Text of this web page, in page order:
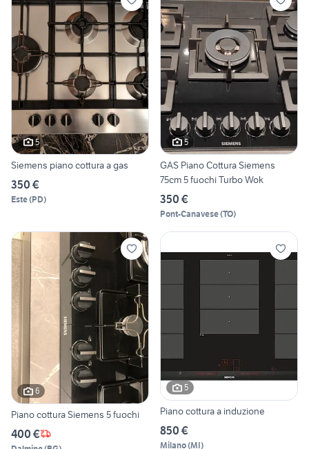
5
Siemens piano cottura a gas
350 €
Este(PD)
5
GAS Piano Cottura Siemens
75cm 5 fuochi Turbo Wok
350 €
Pont-Canavese(TO)
6
Piano cottura Siemens 5 fuochi
400 €
5
Piano cottura a induzione
850 €
Milano(MI)